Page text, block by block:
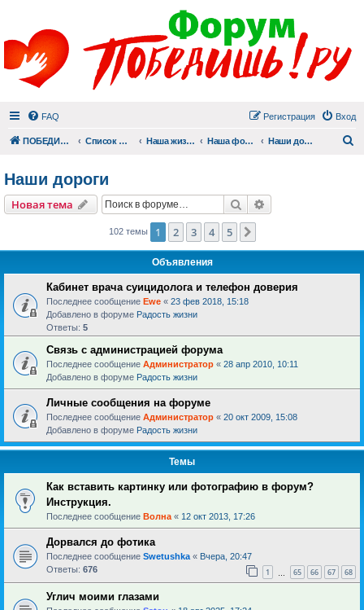
FAQ Вход
Регистрация
ПОБЕДИШЬ.РУ Список форумов Наша жизнь (не всё же о суициде!) Наша фотогалерея Наши дороги
Наши дороги
Новая тема Поиск
102 темы 1 2 3 4 5
Объявления
Кабинет врача суицидолога и телефон доверия
Последнее сообщение Ewe « 23 фев 2018, 15:18
Добавлено в форуме Радость жизни
Ответы: 5
Связь с администрацией форума
Последнее сообщение Администратор « 28 апр 2010, 10:11
Добавлено в форуме Радость жизни
Личные сообщения на форуме
Последнее сообщение Администратор « 20 окт 2009, 15:08
Добавлено в форуме Радость жизни
Темы
Как вставить картинку или фотографию в форум?
Инструкция.
Последнее сообщение Волна « 12 окт 2013, 17:26
Дорвался до фотика
Последнее сообщение Swetushka « Вчера, 20:47
Ответы: 676 1 65 66 67 68
Углич моими глазами